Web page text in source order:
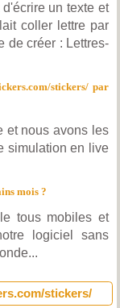
un texte et
coller lettre par
de créer : Lettres-
stickers/ par
et nous avons les
simulation en live
mois ?
tous mobiles et
logiciel sans
stickers/